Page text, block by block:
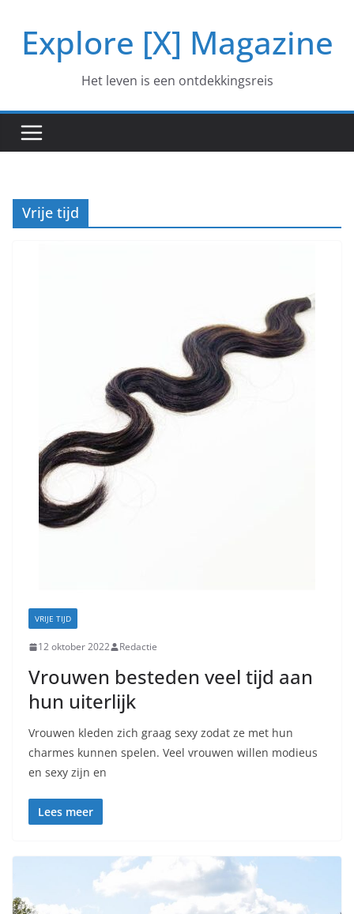
naarExplore [X] Magazine
Het leven is een ontdekkingsreis
Vrije tijd
VRIJE TIJD
12 oktober 2022 Redactie
Vrouwen besteden veel tijd aan
hun uiterlijk
Vrouwen kleden zich graag sexy zodat ze met hun
charmes kunnen spelen. Veel vrouwen willen modieus
en sexy zijn en
Lees meer